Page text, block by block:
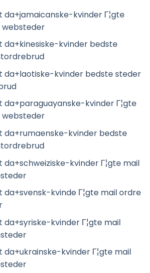
kvinder Г¦gte
websteder
da+kinesiske-kvinder bedste
da+laotiske-kvinder bedste steder
kvinder Г¦gte
websteder
da+rumaenske-kvinder bedste
kvinder Г¦gte mail
kvinde Г¦gte mail ordre
kvinder Г¦gte mail
kvinder Г¦gte mail